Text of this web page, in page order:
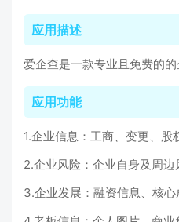
应用描述
爱企查是一款专业且免费的
应用功能
1.企业信息：工商、变更、
2.企业风险：企业自身及周
3.企业发展：融资信息、核